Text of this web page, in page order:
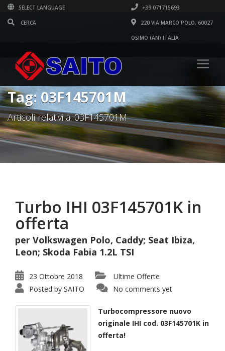
SELECT LANGUAGE +39 071715693
220 VIA MARCO POLO, 60027
OSIMO (AN) ITALIA
Tag: 03F145701M
Articoli relativi a: 03F145701M
Turbo IHI 03F145701K in
offerta
per Volkswagen Polo, Caddy; Seat Ibiza,
Leon; Skoda Fabia 1.2L TSI
23 Ottobre 2018
Ultime Offerte
Posted by SAITO No comments yet
Turbocompressore nuovo
originale IHI cod. 03F145701K in
offerta!